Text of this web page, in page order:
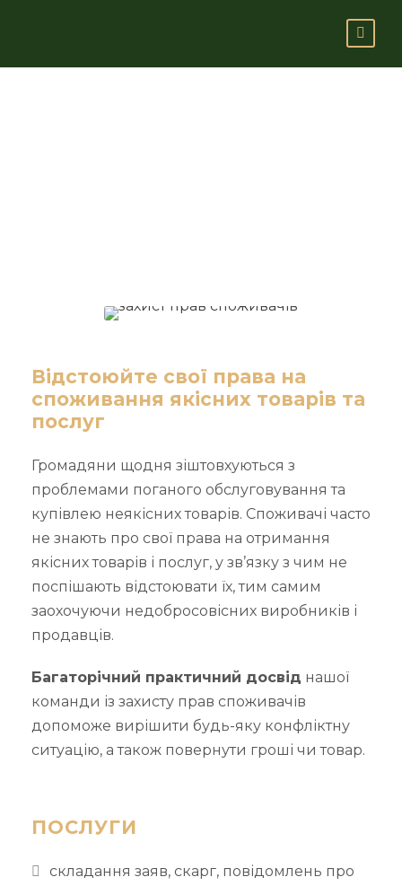
Відстоюйте свої права на
споживання якісних товарів та
послуг
Громадяни щодня зіштовхуються з
проблемами поганого обслуговування та
купівлею неякісних товарів. Споживачі часто
не знають про свої права на отримання
якісних товарів і послуг, у зв’язку з чим не
поспішають відстоювати їх, тим самим
заохочуючи недобросовісних виробників і
продавців.
Багаторічний практичний досвід нашої
команди із захисту прав споживачів
допоможе вирішити будь-яку конфліктну
ситуацію, а також повернути гроші чи товар.
ПОСЛУГИ
складання заяв, скарг, повідомлень про